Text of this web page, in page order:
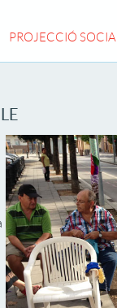
PROJECCIÓ SOCIAL